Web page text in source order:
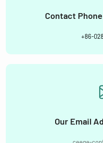
Contact
+86-
Our Email